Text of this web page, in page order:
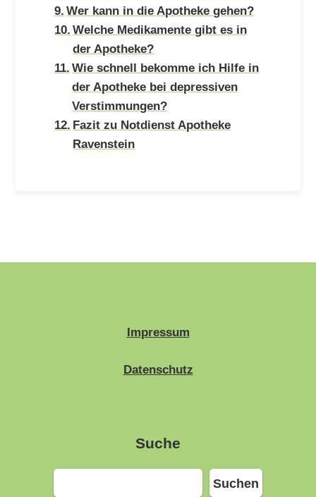
Wer kann in die Apotheke gehen?
Welche Medikamente gibt es in
der Apotheke?
Wie schnell bekomme ich Hilfe in
der Apotheke bei depressiven
Verstimmungen?
Fazit zu Notdienst Apotheke
Ravenstein
Impressum
Datenschutz
Suche
Suchen
Suchen